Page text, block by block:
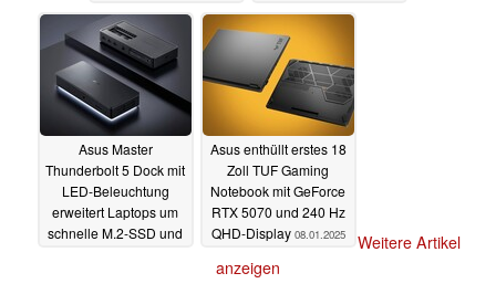
18.01.2025
Asus Master
Thunderbolt 5 Dock mit
LED-Beleuchtung
erweitert Laptops um
schnelle M.2-SSD und
Asus enthüllt erstes 18
Zoll TUF Gaming
Notebook mit GeForce
RTX 5070 und 240 Hz
QHD-Display 08.01.2025
Weitere Artikel
anzeigen